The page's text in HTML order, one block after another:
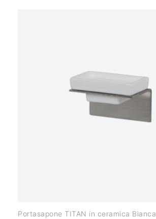
Portasapone TITAN in ceramica Bianca